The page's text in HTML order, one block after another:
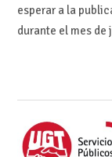
esperar a la
durante el mes de